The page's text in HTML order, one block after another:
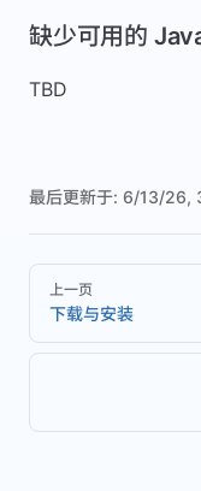
缺少可用的
TBD
最后更新于: 6/13/26,
Pager
上一页
下载与安装